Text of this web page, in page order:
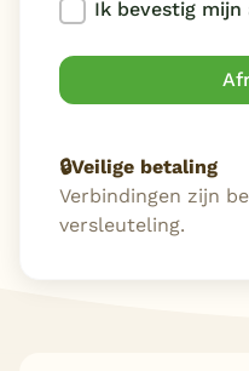
Ik bevestig mijn
🔒Veilige betaling
Verbindingen zijn
versleuteling.